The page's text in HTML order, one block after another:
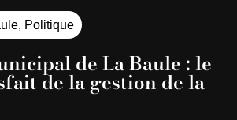
, Politique
de La Baule : le
de la gestion de la